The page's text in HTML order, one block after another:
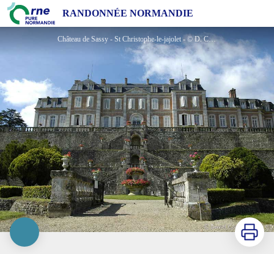
RANDONNÉE NORMANDIE
Château de Sassy
Château de Sassy - St Christophe-le-jajolet - © D. Commenchal
Imprimer